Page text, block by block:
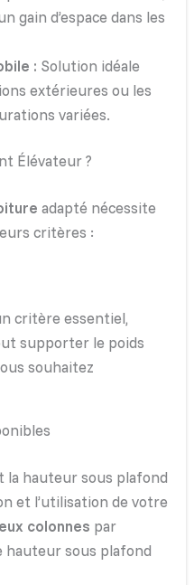
gain d’espace dans les
: Solution idéale
extérieures ou les
variées.
Élévateur ?
adapté nécessite
critères :
critère essentiel,
supporter le poids
souhaitez
la hauteur sous plafond
et l’utilisation de votre
colonnes par
hauteur sous plafond